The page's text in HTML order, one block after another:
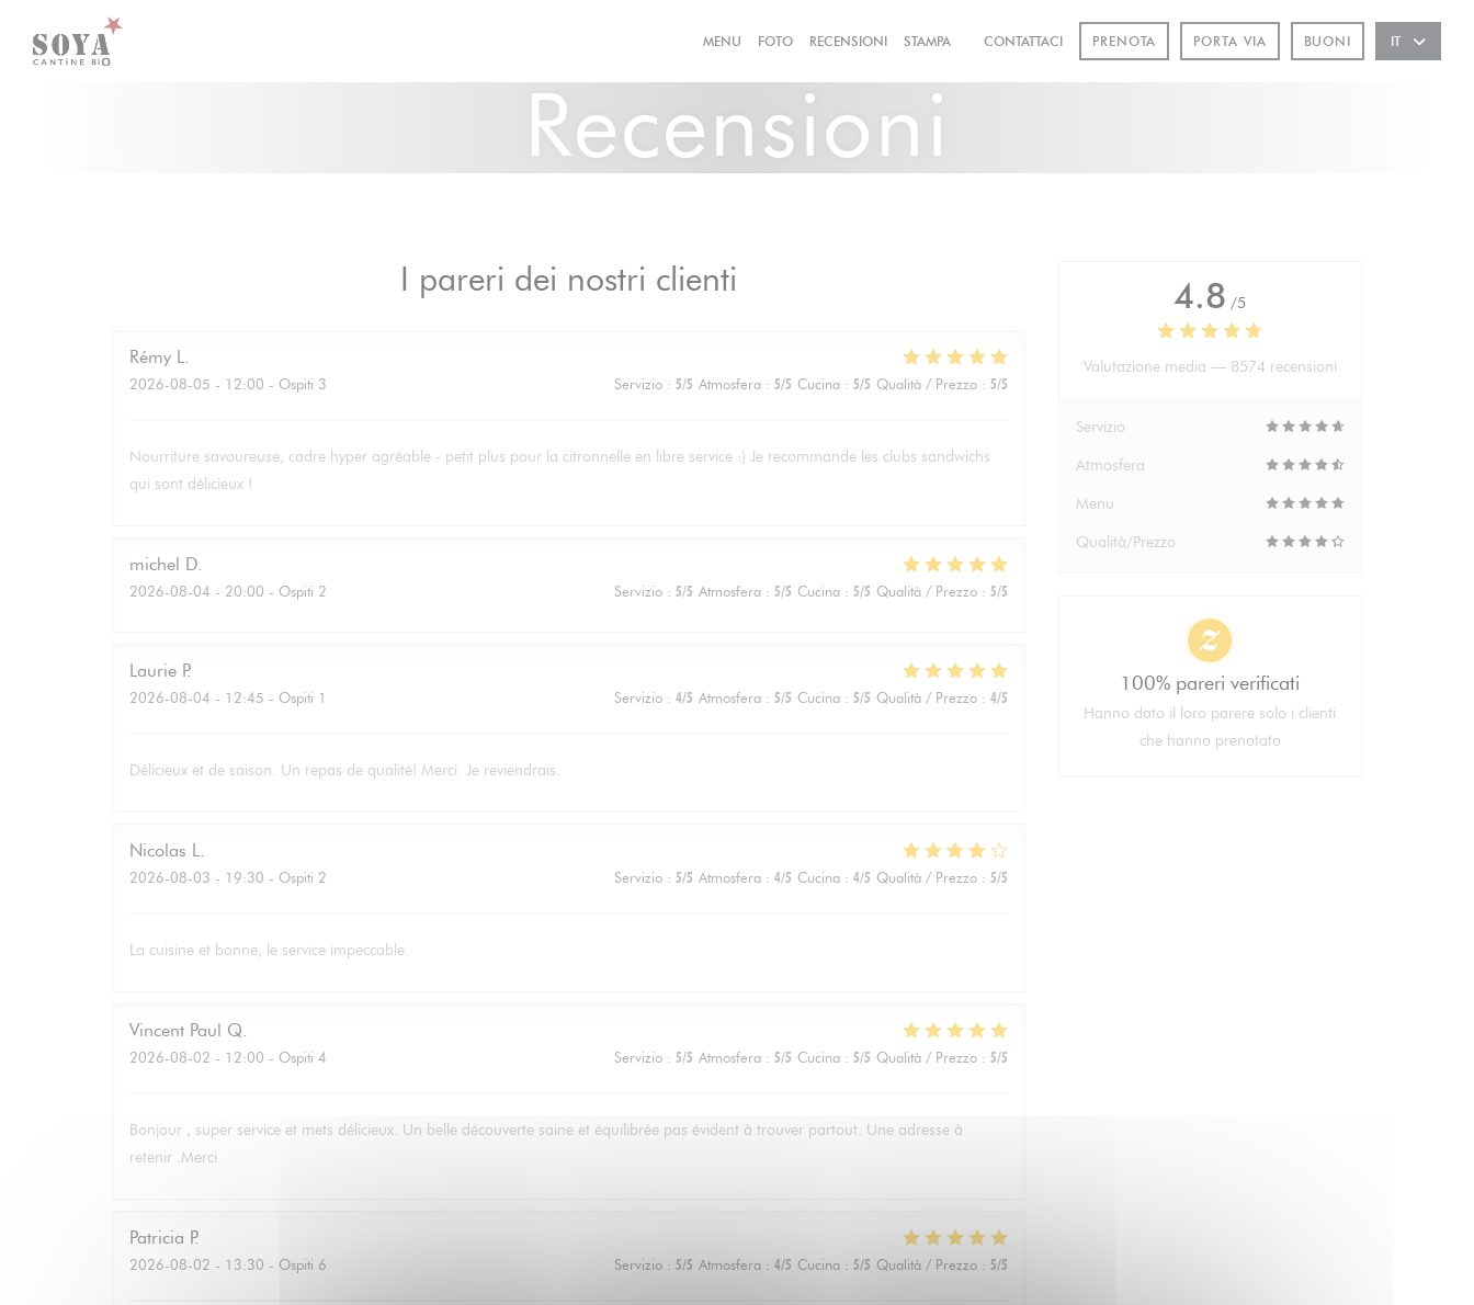
Personalizzazione delle tue scelte sui cookie
MENU FOTO RECENSIONI STAMPA
((APRE UNA NUOVA FINESTRA))
CONTATTACI PRENOTA PORTA VIA BUONI IT
Recensioni
I pareri dei nostri clienti
Rémy L
2026-08-05 - 12:00 - Ospiti 3 Servizio: 5/5 Atmosfera: 5/5 Cucina: 5/5 Qualità / Prezzo: 5/5
Nourriture savoureuse, cadre hyper agréable - petit plus pour la citronnelle en libre service :) Je recommande les clubs sandwichs
qui sont délicieux !
michel D
2026-08-04 - 20:00 - Ospiti 2 Servizio: 5/5 Atmosfera: 5/5 Cucina: 5/5 Qualità / Prezzo: 5/5
Laurie P
2026-08-04 - 12:45 - Ospiti 1 Servizio: 4/5 Atmosfera: 5/5 Cucina: 5/5 Qualità / Prezzo: 4/5
Délicieux et de saison. Un repas de qualité! Merci. Je reviendrais.
Nicolas L
2026-08-03 - 19:30 - Ospiti 2 Servizio: 5/5 Atmosfera: 4/5 Cucina: 4/5 Qualità / Prezzo: 5/5
La cuisine et bonne, le service impeccable.
Vincent Paul Q
2026-08-02 - 12:00 - Ospiti 4 Servizio: 5/5 Atmosfera: 5/5 Cucina: 5/5 Qualità / Prezzo: 5/5
Bonjour , super service et mets délicieux. Un belle découverte saine et équilibrée pas évident à trouver partout. Une adresse à
retenir .Merci.
Patricia P
2026-08-02 - 13:30 - Ospiti 6 Servizio: 5/5 Atmosfera: 4/5 Cucina: 5/5 Qualità / Prezzo: 5/5
4.8 /5
Valutazione media — 8574 recensioni
Servizio
Atmosfera
Menu
Qualità/Prezzo
100% pareri verificati
Hanno dato il loro parere solo i clienti
che hanno prenotato